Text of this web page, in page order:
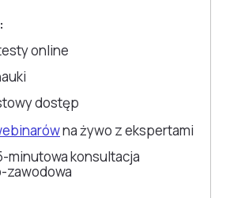
online
dostęp
na żywo z ekspertami
minutowa konsultacja
zawodowa